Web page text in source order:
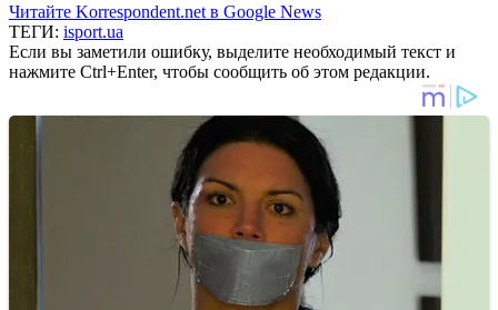
Читайте Korrespondent.net в Google News
ТЕГИ: isport.ua
Если вы заметили ошибку, выделите необходимый текст и
нажмите Ctrl+Enter, чтобы сообщить об этом редакции.